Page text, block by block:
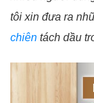
tôi xin đưa ra
chiên tách dầu